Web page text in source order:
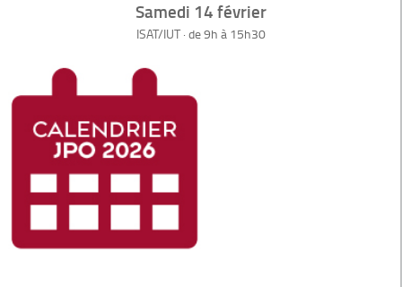
Samedi 14 février
ISAT/IUT · de 9h à 15h30